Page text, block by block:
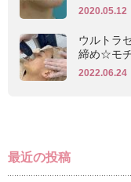
2020.05.12
ウルトラ
締め☆モ
2022.06.24
最近の投稿